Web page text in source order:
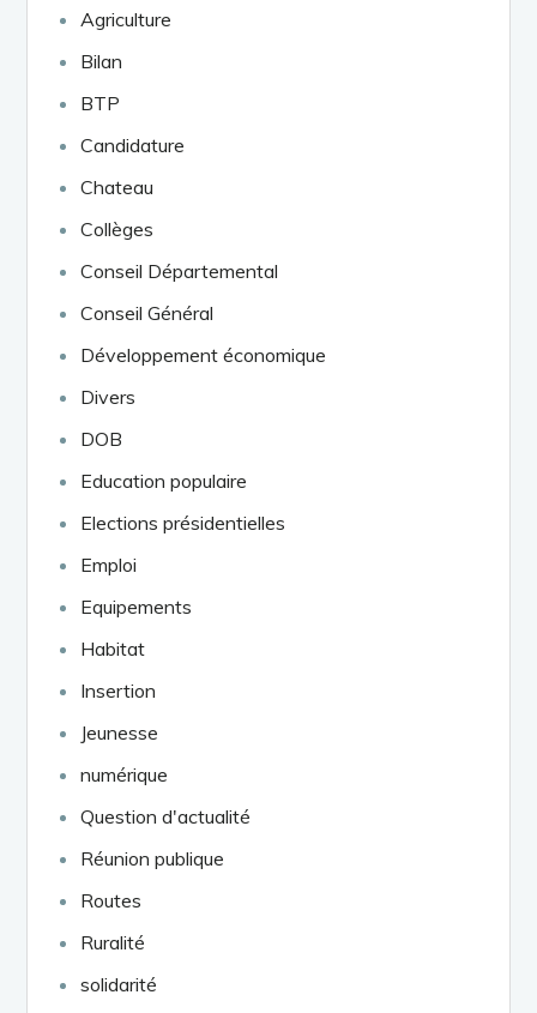
Agriculture
Bilan
BTP
Candidature
Chateau
Collèges
Conseil Départemental
Conseil Général
Développement économique
Divers
DOB
Education populaire
Elections présidentielles
Emploi
Equipements
Habitat
Insertion
Jeunesse
numérique
Question d'actualité
Réunion publique
Routes
Ruralité
solidarité